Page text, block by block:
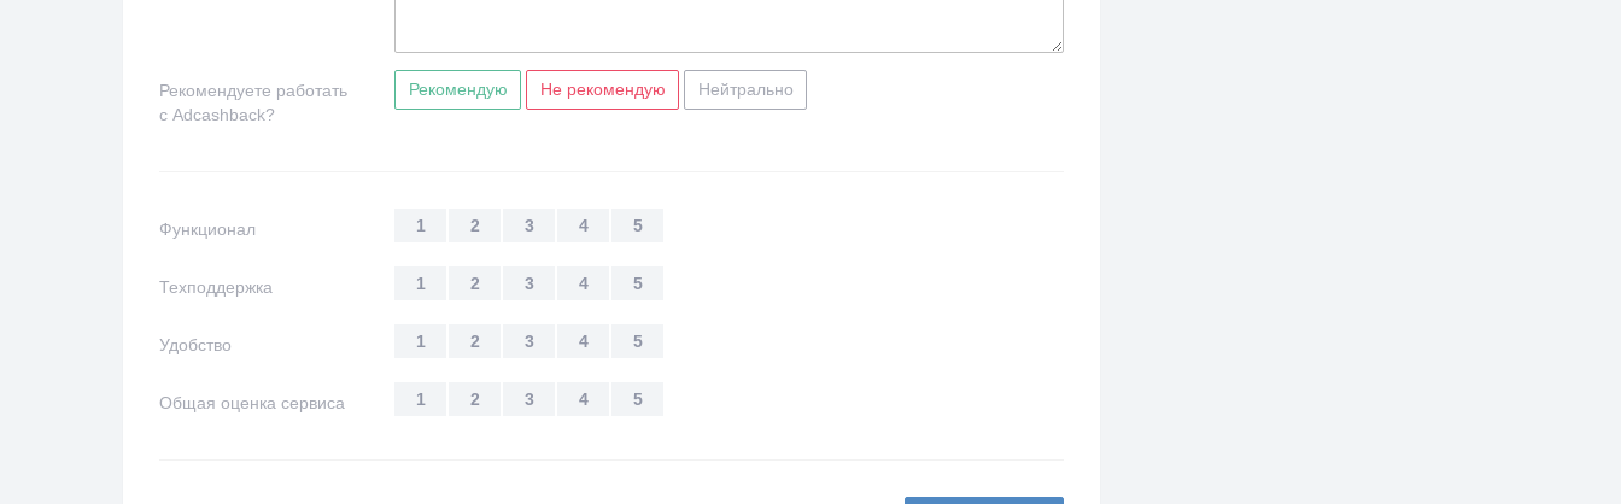
Рекомендуете работать
с Adcashback?
Рекомендую Не рекомендую Нейтрально
Функционал 5
4
3
2
1
Техподдержка 5
4
3
2
1
Удобство 5
4
3
2
1
Общая оценка сервиса 5
4
3
2
1